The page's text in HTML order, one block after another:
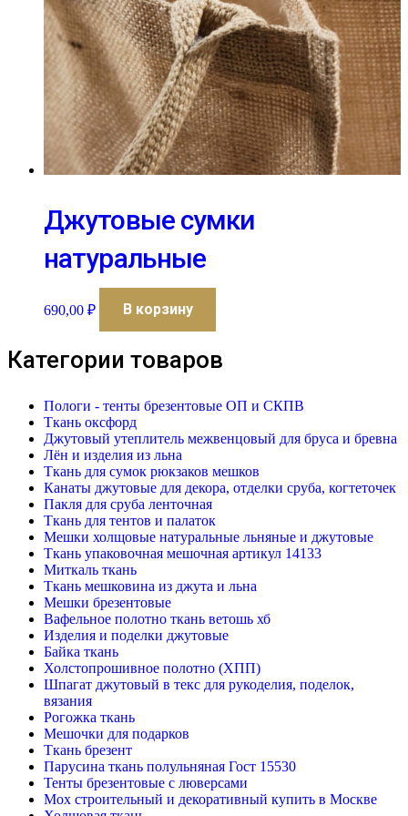
Джутовые сумки
натуральные
690,00 ₽ В корзину
Категории товаров
Пологи - тенты брезентовые ОП и СКПВ
Ткань оксфорд
Джутовый утеплитель межвенцовый для бруса и бревна
Лён и изделия из льна
Ткань для сумок рюкзаков мешков
Канаты джутовые для декора, отделки сруба, когтеточек
Пакля для сруба ленточная
Ткань для тентов и палаток
Мешки холщовые натуральные льняные и джутовые
Ткань упаковочная мешочная артикул 14133
Миткаль ткань
Ткань мешковина из джута и льна
Мешки брезентовые
Вафельное полотно ткань ветошь хб
Изделия и поделки джутовые
Байка ткань
Холстопрошивное полотно (ХПП)
Шпагат джутовый в текс для рукоделия, поделок,
вязания
Рогожка ткань
Мешочки для подарков
Ткань брезент
Парусина ткань полульняная Гост 15530
Тенты брезентовые с люверсами
Мох строительный и декоративный купить в Москве